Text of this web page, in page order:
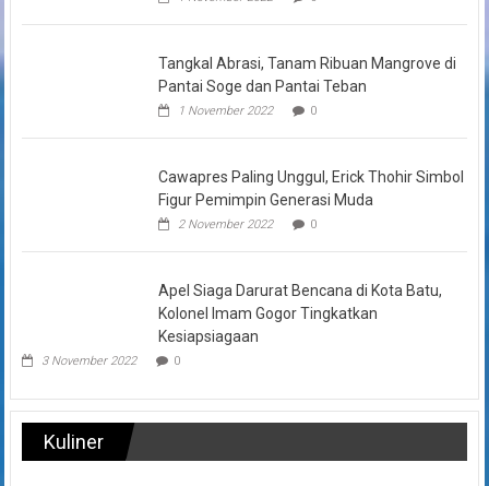
Tangkal Abrasi, Tanam Ribuan Mangrove di
Pantai Soge dan Pantai Teban
1 November 2022 0
Cawapres Paling Unggul, Erick Thohir Simbol
Figur Pemimpin Generasi Muda
2 November 2022 0
Apel Siaga Darurat Bencana di Kota Batu,
Kolonel Imam Gogor Tingkatkan
Kesiapsiagaan
3 November 2022 0
Kuliner